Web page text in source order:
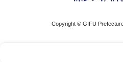
Copyright © GIFU